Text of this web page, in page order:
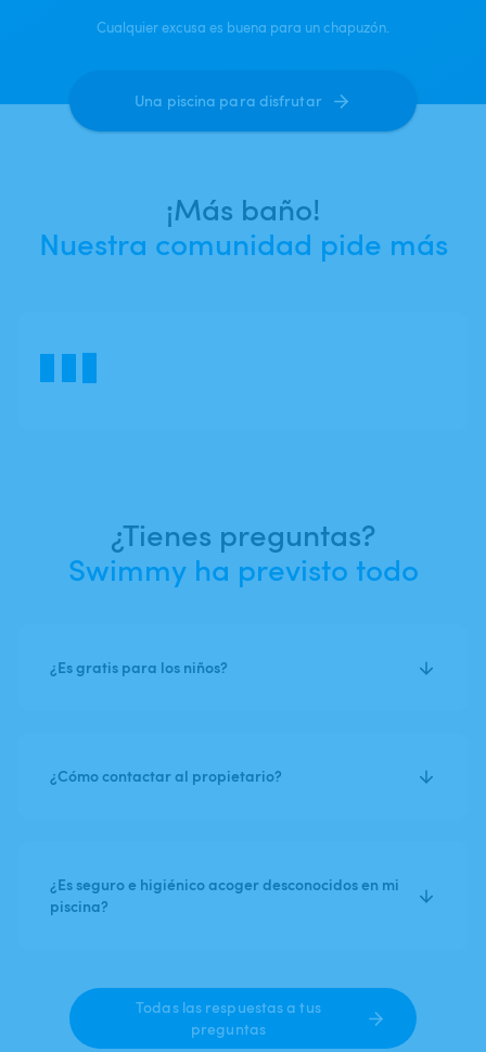
Cualquier excusa es buena para un chapuzón.
Una piscina para disfrutar
¡Más baño!
Nuestra comunidad pide más
¿Tienes preguntas?
Swimmy ha previsto todo
¿Es gratis para los niños?
¿Cómo contactar al propietario?
¿Es seguro e higiénico acoger desconocidos en mi
piscina?
Todas las respuestas a tus
preguntas